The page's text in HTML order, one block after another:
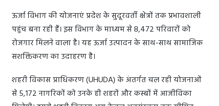
ऊर्जा विभाग की योजनाएं प्रदेश के सुदूरवर्ती क्षेत्रों तक प्रभावशाली
पहुंच बना रही हैं। इस विभाग के माध्यम से 8,472 परिवारों को
रोजगार मिलने वाला है। यह ऊर्जा उत्पादन के साथ-साथ सामाजिक
सशक्तिकरण का उदाहरण है।
शहरी विकास प्राधिकरण (UHUDA) के अंतर्गत चल रही योजनाओं
से 5,172 नागरिकों को उनके ही शहरों और कस्बों में आजीविका